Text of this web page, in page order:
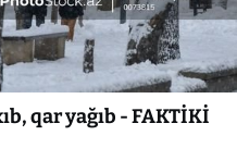
qar yağıb - FAKTİKİ